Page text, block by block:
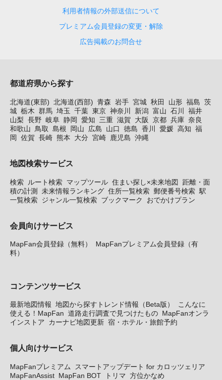
利用者情報の外部送信について
プレミアム会員登録の変更・解除
広告掲載のお問合せ
都道府県から探す
北海道(東部) 北海道(西部) 青森 岩手 宮城 秋田 山形 福島 茨
城 栃木 群馬 埼玉 千葉 東京 神奈川 新潟 富山 石川
福井
山梨 長野 岐阜 静岡 愛知 三重 滋賀 大阪 京都 兵庫 奈良
和歌山
鳥取 島根 岡山 広島 山口 徳島 香川 愛媛 高知 福
岡
佐賀 長崎 熊本 大分 宮崎 鹿児島 沖縄
地図検索サービス
検索 ルート検索 マップツール 住まい探し×未来地図
距離・面
積の計測 未来情報ランキング 住所一覧検索 郵便番号検索 駅
一覧検索 ジャンル一覧検索 ブックマーク おでかけプラン
会員向けサービス
MapFan会員登録（無料）
MapFanプレミアム会員登録（有
料）
コンテンツサービス
最新地図情報 地図から探すトレンド情報（Beta版）
こんなに
使える！MapFan 道路走行調査で見つけたもの MapFanオンラ
インストア
カーナビ地図更新 宿・ホテル・旅館予約
個人向けサービス
MapFanプレミアム
スマートアップデート for カロッツェリア
MapFanAssist MapFan BOT トリマ 方位かなめ